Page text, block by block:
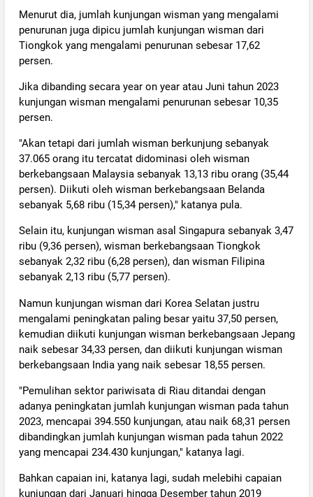
Menurut dia, jumlah kunjungan wisman yang mengalami
penurunan juga dipicu jumlah kunjungan wisman dari
Tiongkok yang mengalami penurunan sebesar 17,62
persen.
Jika dibanding secara year on year atau Juni tahun 2023
kunjungan wisman mengalami penurunan sebesar 10,35
persen.
"Akan tetapi dari jumlah wisman berkunjung sebanyak
37.065 orang itu tercatat didominasi oleh wisman
berkebangsaan Malaysia sebanyak 13,13 ribu orang (35,44
persen). Diikuti oleh wisman berkebangsaan Belanda
sebanyak 5,68 ribu (15,34 persen)," katanya pula.
Selain itu, kunjungan wisman asal Singapura sebanyak 3,47
ribu (9,36 persen), wisman berkebangsaan Tiongkok
sebanyak 2,32 ribu (6,28 persen), dan wisman Filipina
sebanyak 2,13 ribu (5,77 persen).
Namun kunjungan wisman dari Korea Selatan justru
mengalami peningkatan paling besar yaitu 37,50 persen,
kemudian diikuti kunjungan wisman berkebangsaan Jepang
naik sebesar 34,33 persen, dan diikuti kunjungan wisman
berkebangsaan India yang naik sebesar 18,55 persen.
"Pemulihan sektor pariwisata di Riau ditandai dengan
adanya peningkatan jumlah kunjungan wisman pada tahun
2023, mencapai 394.550 kunjungan, atau naik 68,31 persen
dibandingkan jumlah kunjungan wisman pada tahun 2022
yang mencapai 234.430 kunjungan," katanya lagi.
Bahkan capaian ini, katanya lagi, sudah melebihi capaian
kunjungan dari Januari hingga Desember tahun 2019